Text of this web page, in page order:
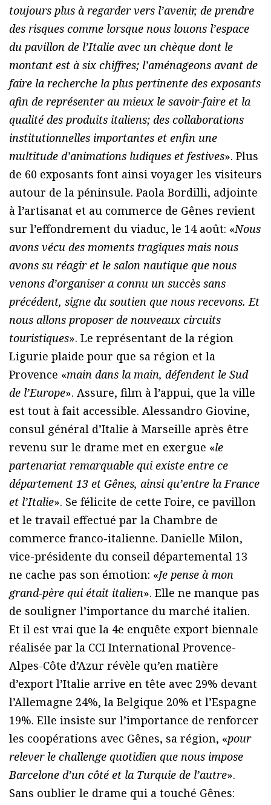
toujours plus à regarder vers l’avenir, de prendre
des risques comme lorsque nous louons l’espace
du pavillon de l’Italie avec un chèque dont le
montant est à six chiffres; l’aménageons avant de
faire la recherche la plus pertinente des exposants
afin de représenter au mieux le savoir-faire et la
qualité des produits italiens; des collaborations
institutionnelles importantes et enfin une
multitude d’animations ludiques et festives». Plus
de 60 exposants font ainsi voyager les visiteurs
autour de la péninsule. Paola Bordilli, adjointe
à l’artisanat et au commerce de Gênes revient
sur l’effondrement du viaduc, le 14 août: «Nous
avons vécu des moments tragiques mais nous
avons su réagir et le salon nautique que nous
venons d’organiser a connu un succès sans
précédent, signe du soutien que nous recevons. Et
nous allons proposer de nouveaux circuits
touristiques». Le représentant de la région
Ligurie plaide pour que sa région et la
Provence «main dans la main, défendent le Sud
de l’Europe». Assure, film à l’appui, que la ville
est tout à fait accessible. Alessandro Giovine,
consul général d’Italie à Marseille après être
revenu sur le drame met en exergue «le
partenariat remarquable qui existe entre ce
département 13 et Gênes, ainsi qu’entre la France
et l’Italie». Se félicite de cette Foire, ce pavillon
et le travail effectué par la Chambre de
commerce franco-italienne. Danielle Milon,
vice-présidente du conseil départemental 13
ne cache pas son émotion: «Je pense à mon
grand-père qui était italien». Elle ne manque pas
de souligner l’importance du marché italien.
Et il est vrai que la 4e enquête export biennale
réalisée par la CCI International Provence-
Alpes-Côte d’Azur révèle qu’en matière
d’export l’Italie arrive en tête avec 29% devant
l’Allemagne 24%, la Belgique 20% et l’Espagne
19%. Elle insiste sur l’importance de renforcer
les coopérations avec Gênes, sa région, «pour
relever le challenge quotidien que nous impose
Barcelone d’un côté et la Turquie de l’autre».
Sans oublier le drame qui a touché Gênes: